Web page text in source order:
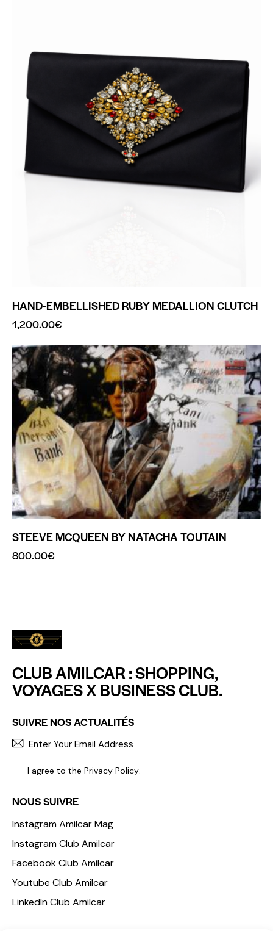
HAND-EMBELLISHED RUBY MEDALLION CLUTCH
1,200.00€
STEEVE MCQUEEN BY NATACHA TOUTAIN
800.00€
CLUB AMILCAR : SHOPPING,
VOYAGES X BUSINESS CLUB.
SUIVRE NOS ACTUALITÉS
I agree to the Privacy Policy.
NOUS SUIVRE
Instagram Amilcar Mag
Instagram Club Amilcar
Facebook Club Amilcar
Youtube Club Amilcar
LinkedIn Club Amilcar